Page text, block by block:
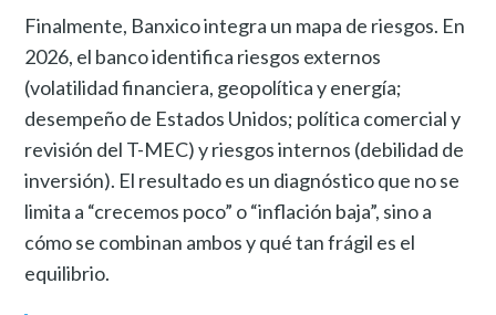
Finalmente, Banxico integra un mapa de riesgos. En
2026, el banco identifica riesgos externos
(volatilidad financiera, geopolítica y energía;
desempeño de Estados Unidos; política comercial y
revisión del T-MEC) y riesgos internos (debilidad de
inversión). El resultado es un diagnóstico que no se
limita a “crecemos poco” o “inflación baja”, sino a
cómo se combinan ambos y qué tan frágil es el
equilibrio.